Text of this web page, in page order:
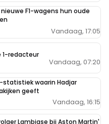
F1-wagens hun oude
Vandaag, 17:05
1-redacteur
Vandaag, 07:20
statistiek waarin Hadjar
geeft
Vandaag, 16:15
Lambiase bij Aston Martin'